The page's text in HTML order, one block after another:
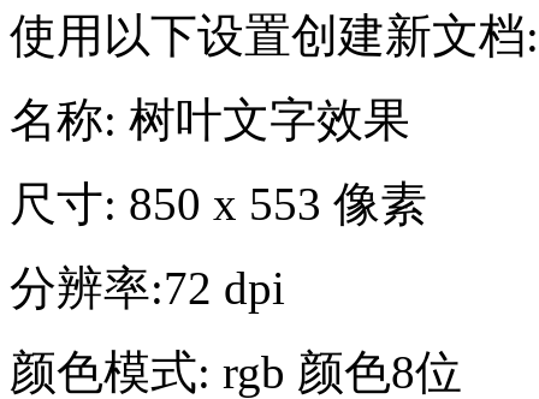
使用以下设置创建新文档:
名称: 树叶文字效果
尺寸: 850 x 553 像素
分辨率:72 dpi
颜色模式: rgb 颜色8位